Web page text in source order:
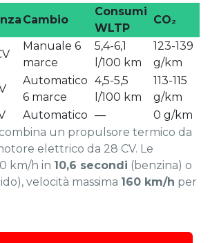
Cambio
Consumi
WLTP
CO₂
Manuale 6
marce
5,4-6,1
l/100 km
123-139
g/km
Automatico
6 marce
4,5-5,5
l/100 km
113-115
g/km
Automatico —
0 g/km
un propulsore termico da
elettrico da 28 CV. Le
km/h in 10,6 secondi (benzina) o
velocità massima 160 km/h per